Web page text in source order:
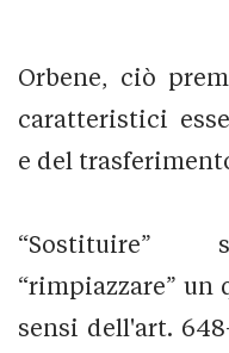
Orbene, ciò
caratteristici
e del
“Sostituire”
“rimpiazzare”
sensi dell'art.